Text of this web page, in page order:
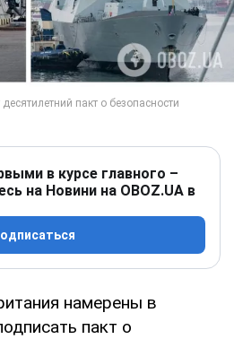
в курсе главного –
на Новини на OBOZ.UA в
намерены в
пакт о